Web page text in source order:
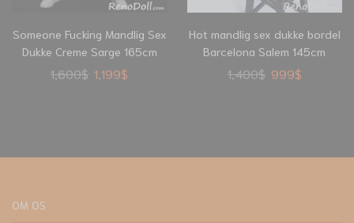
Someone Fucking Mandlig Sex
Dukke Creme Sarge 165cm
1,600$ 1,199$
Hot mandlig sex dukke bordel
Barcelona Salem 145cm
1,400$ 999$
OM OS